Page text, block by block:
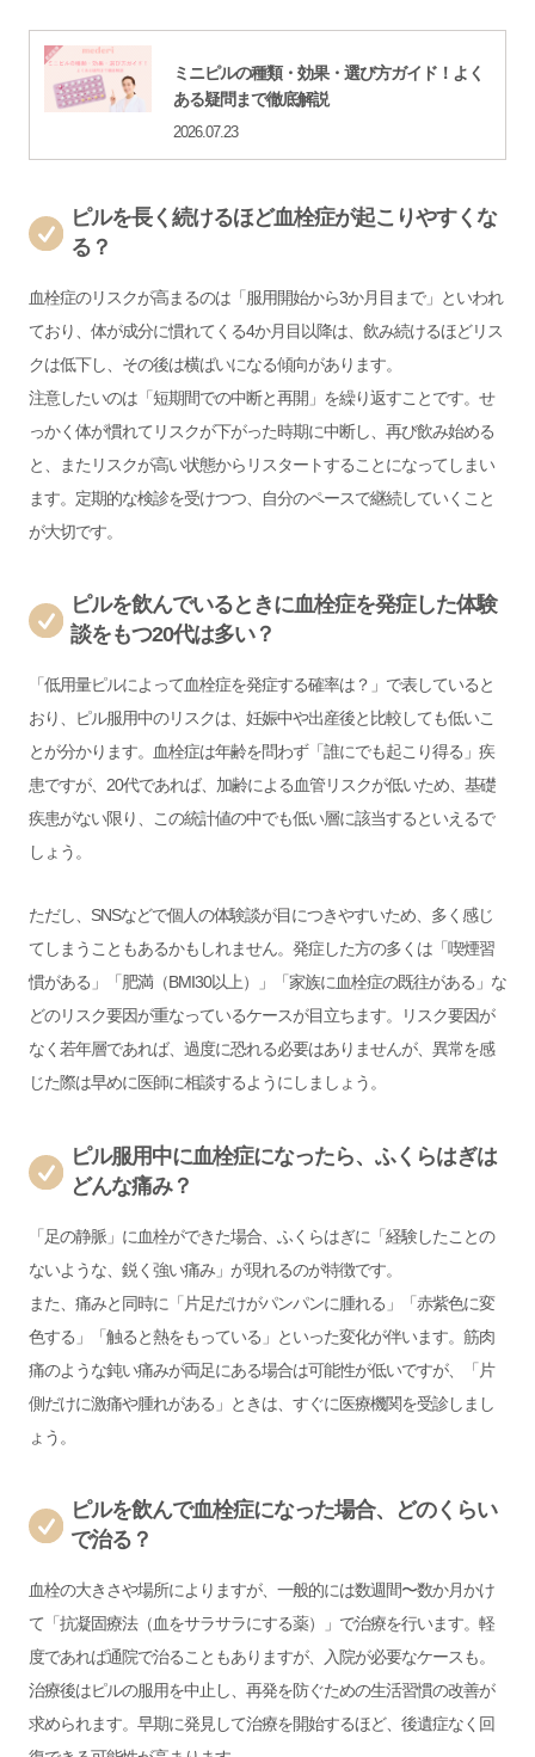
ミニピルの種類・効果・選び方ガイド！よく
ある疑問まで徹底解説
2026.07.23
ピルを長く続けるほど血栓症が起こりやすくな
る？
血栓症のリスクが高まるのは「服用開始から3か月目まで」といわれ
ており、体が成分に慣れてくる4か月目以降は、飲み続けるほどリス
クは低下し、その後は横ばいになる傾向があります。
注意したいのは「短期間での中断と再開」を繰り返すことです。せ
っかく体が慣れてリスクが下がった時期に中断し、再び飲み始める
と、またリスクが高い状態からリスタートすることになってしまい
ます。定期的な検診を受けつつ、自分のペースで継続していくこと
が大切です。
ピルを飲んでいるときに血栓症を発症した体験
談をもつ20代は多い？
「 低用量ピルによって血栓症を発症する確率は？ 」で表していると
おり、ピル服用中のリスクは、妊娠中や出産後と比較しても低いこ
とが分かります。血栓症は年齢を問わず「誰にでも起こり得る」疾
患ですが、20代であれば、加齢による血管リスクが低いため、基礎
疾患がない限り、この統計値の中でも低い層に該当するといえるで
しょう。
ただし、SNSなどで個人の体験談が目につきやすいため、多く感じ
てしまうこともあるかもしれません。発症した方の多くは「喫煙習
慣がある」「肥満（BMI30以上）」「家族に血栓症の既往がある」な
どのリスク要因が重なっているケースが目立ちます。リスク要因が
なく若年層であれば、過度に恐れる必要はありませんが、異常を感
じた際は早めに医師に相談するようにしましょう。
ピル服用中に血栓症になったら、ふくらはぎは
どんな痛み？
「足の静脈」に血栓ができた場合、ふくらはぎに「経験したことの
ないような、鋭く強い痛み」が現れるのが特徴です。
また、痛みと同時に「片足だけがパンパンに腫れる」「赤紫色に変
色する」「触ると熱をもっている」といった変化が伴います。筋肉
痛のような鈍い痛みが両足にある場合は可能性が低いですが、「片
側だけに激痛や腫れがある」ときは、すぐに医療機関を受診しまし
ょう。
ピルを飲んで血栓症になった場合、どのくらい
で治る？
血栓の大きさや場所によりますが、一般的には数週間〜数か月かけ
て「抗凝固療法（血をサラサラにする薬）」で治療を行います。軽
度であれば通院で治ることもありますが、入院が必要なケースも。
治療後はピルの服用を中止し、再発を防ぐための生活習慣の改善が
求められます。早期に発見して治療を開始するほど、後遺症なく回